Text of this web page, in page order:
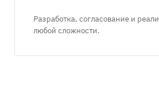
Разработка, согласование и
любой сложности.